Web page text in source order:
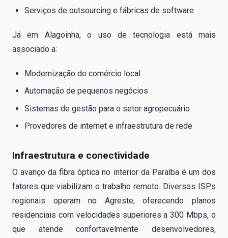
Serviços de outsourcing e fábricas de software
Já em Alagoinha, o uso de tecnologia está mais
associado a:
Modernização do comércio local
Automação de pequenos negócios
Sistemas de gestão para o setor agropecuário
Provedores de internet e infraestrutura de rede
Infraestrutura e conectividade
O avanço da fibra óptica no interior da Paraíba é um dos
fatores que viabilizam o trabalho remoto. Diversos ISPs
regionais operam no Agreste, oferecendo planos
residenciais com velocidades superiores a 300 Mbps, o
que atende confortavelmente desenvolvedores,